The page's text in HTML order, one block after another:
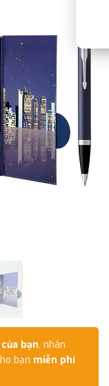
bạn, nhân
bạn miễn phí